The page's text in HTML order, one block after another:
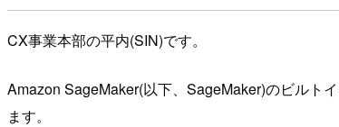
CX事業本部の平内(SIN)です。
Amazon SageMaker(以下、SageMaker)のビルト
ます。